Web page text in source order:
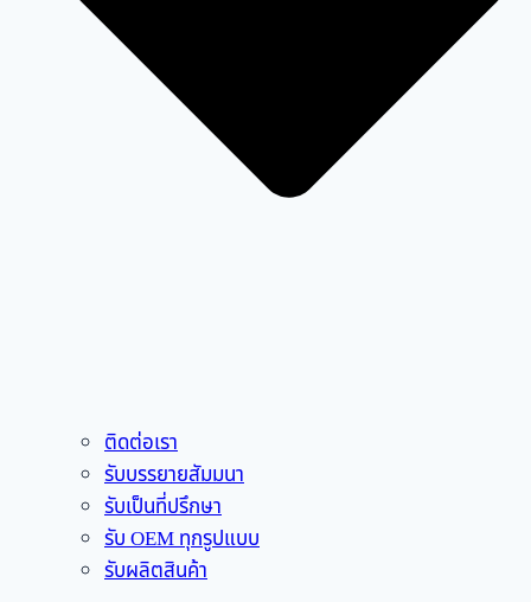
ติดต่อเรา
รับบรรยายสัมมนา
รับเป็นที่ปรึกษา
รับ OEM ทุกรูปแบบ
รับผลิตสินค้า